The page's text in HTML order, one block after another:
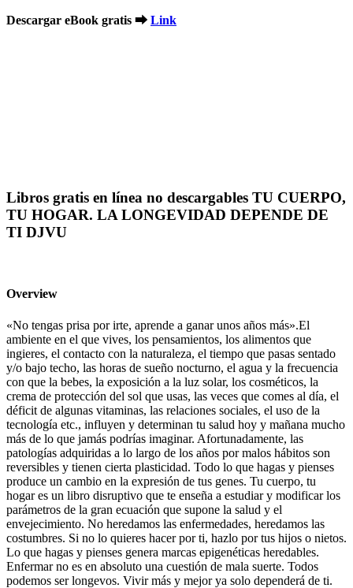
Descargar eBook gratis ➡ Link
Libros gratis en línea no descargables TU CUERPO,
TU HOGAR. LA LONGEVIDAD DEPENDE DE
TI DJVU
Overview
«No tengas prisa por irte, aprende a ganar unos años más».El
ambiente en el que vives, los pensamientos, los alimentos que
ingieres, el contacto con la naturaleza, el tiempo que pasas sentado
y/o bajo techo, las horas de sueño nocturno, el agua y la frecuencia
con que la bebes, la exposición a la luz solar, los cosméticos, la
crema de protección del sol que usas, las veces que comes al día, el
déficit de algunas vitaminas, las relaciones sociales, el uso de la
tecnología etc., influyen y determinan tu salud hoy y mañana mucho
más de lo que jamás podrías imaginar. Afortunadamente, las
patologías adquiridas a lo largo de los años por malos hábitos son
reversibles y tienen cierta plasticidad. Todo lo que hagas y pienses
produce un cambio en la expresión de tus genes. Tu cuerpo, tu
hogar es un libro disruptivo que te enseña a estudiar y modificar los
parámetros de la gran ecuación que supone la salud y el
envejecimiento. No heredamos las enfermedades, heredamos las
costumbres. Si no lo quieres hacer por ti, hazlo por tus hijos o nietos.
Lo que hagas y pienses genera marcas epigenéticas heredables.
Enfermar no es en absoluto una cuestión de mala suerte. Todos
podemos ser longevos. Vivir más y mejor ya solo dependerá de ti.